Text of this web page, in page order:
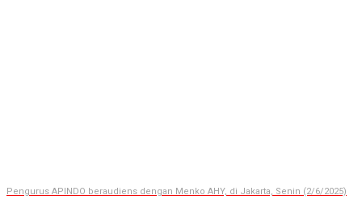
Pengurus APINDO beraudiens dengan Menko AHY, di Jakarta, Senin (2/6/2025)